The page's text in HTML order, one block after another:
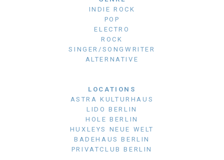
INDIE ROCK
POP
ELECTRO
ROCK
SINGER/SONGWRITER
ALTERNATIVE
LOCATIONS
ASTRA KULTURHAUS
LIDO BERLIN
HOLE BERLIN
HUXLEYS NEUE WELT
BADEHAUS BERLIN
PRIVATCLUB BERLIN